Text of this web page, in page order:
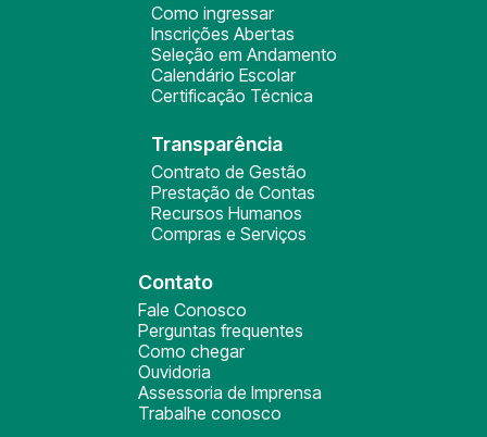
Como ingressar
Inscrições Abertas
Seleção em Andamento
Calendário Escolar
Certificação Técnica
Transparência
Contrato de Gestão
Prestação de Contas
Recursos Humanos
Compras e Serviços
Contato
Fale Conosco
Perguntas frequentes
Como chegar
Ouvidoria
Assessoria de Imprensa
Trabalhe conosco